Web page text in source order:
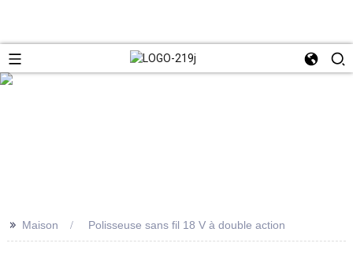
>> Maison Polisseuse sans fil 18 V à double action